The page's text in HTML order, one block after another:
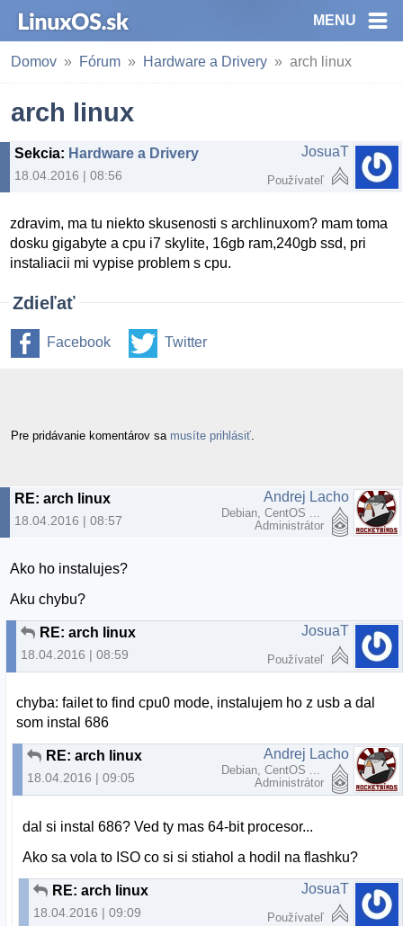
MENU
Domov Fórum Hardware a Drivery arch linux
arch linux
Sekcia: Hardware a Drivery
18.04.2016 | 08:56
JosuaT
Používateľ
zdravim, ma tu niekto skusenosti s archlinuxom? mam toma
dosku gigabyte a cpu i7 skylite, 16gb ram,240gb ssd, pri
instaliacii mi vypise problem s cpu.
Zdieľať
Facebook Twitter
Pre pridávanie komentárov sa musíte prihlásiť
RE: arch linux
18.04.2016 | 08:57
Andrej Lacho
Debian, CentOS ...
Administrátor
Ako ho instalujes?
Aku chybu?
RE: arch linux
18.04.2016 | 08:59
JosuaT
Používateľ
chyba: failet to find cpu0 mode, instalujem ho z usb a dal
som instal 686
RE: arch linux
18.04.2016 | 09:05
Andrej Lacho
Debian, CentOS ...
Administrátor
dal si instal 686? Ved ty mas 64-bit procesor...
Ako sa vola to ISO co si si stiahol a hodil na flashku?
RE: arch linux
18.04.2016 | 09:09
JosuaT
Používateľ